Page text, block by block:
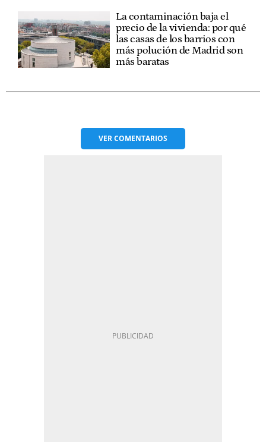
La contaminación baja el
precio de la vivienda: por qué
las casas de los barrios con
más polución de Madrid son
más baratas
VERCOMENTARIOS